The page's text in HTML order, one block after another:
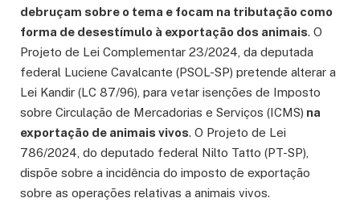
debruçam sobre o tema e focam na tributação como
forma de desestímulo à exportação dos animais. O
Projeto de Lei Complementar 23/2024, da deputada
federal Luciene Cavalcante (PSOL-SP) pretende alterar a
Lei Kandir (LC 87/96), para vetar isenções de Imposto
sobre Circulação de Mercadorias e Serviços (ICMS) na
exportação de animais vivos. O Projeto de Lei
786/2024, do deputado federal Nilto Tatto (PT-SP),
dispõe sobre a incidência do imposto de exportação
sobre as operações relativas a animais vivos.